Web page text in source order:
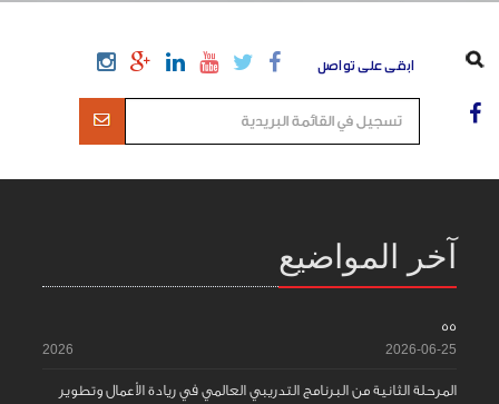
ابقى على تواصل
آخر المواضيع
55
2026-06-25
2026
المرحلة الثانية من البرنامج التدريبي العالمي في ريادة الأعمال وتطوير